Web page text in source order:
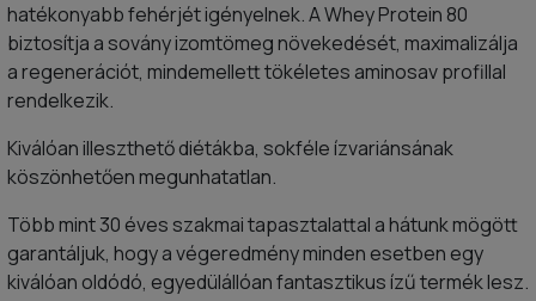
hatékonyabb fehérjét igényelnek. A Whey Protein 80
biztosítja a sovány izomtömeg növekedését, maximalizálja
a regenerációt, mindemellett tökéletes aminosav profillal
rendelkezik.
Kiválóan illeszthető diétákba, sokféle ízvariánsának
köszönhetően megunhatatlan.
Több mint 30 éves szakmai tapasztalattal a hátunk mögött
garantáljuk, hogy a végeredmény minden esetben egy
kiválóan oldódó, egyedülállóan fantasztikus ízű termék lesz.